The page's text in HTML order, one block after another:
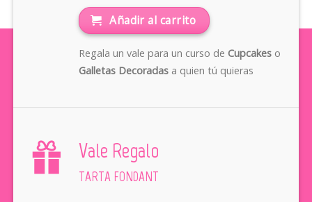
Añadir al carrito
Regala un vale para un curso de Cupcakeso
Galletas Decoradasa quien tú quieras
Vale Regalo
TARTA FONDANT